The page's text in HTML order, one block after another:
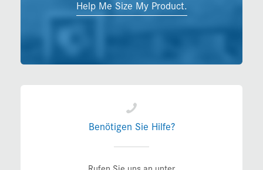
Help Me Size My Product.
Benötigen Sie Hilfe?